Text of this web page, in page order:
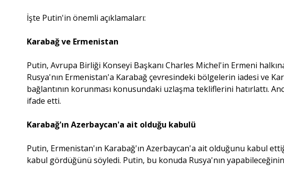
İşte Putin'in önemli açıklamaları:
Karabağ ve Ermenistan
Putin, Avrupa Birliği Konseyi Başkanı Charles Michel'in Ermeni
Rusya'nın Ermenistan'a Karabağ çevresindeki bölgelerin iadesi ve
bağlantının korunması konusundaki uzlaşma tekliflerini hatırlattı.
ifade etti.
Karabağ'ın Azerbaycan'a ait olduğu kabulü
Putin, Ermenistan'ın Karabağ'ın Azerbaycan'a ait olduğunu kabul
kabul gördüğünü söyledi. Putin, bu konuda Rusya'nın